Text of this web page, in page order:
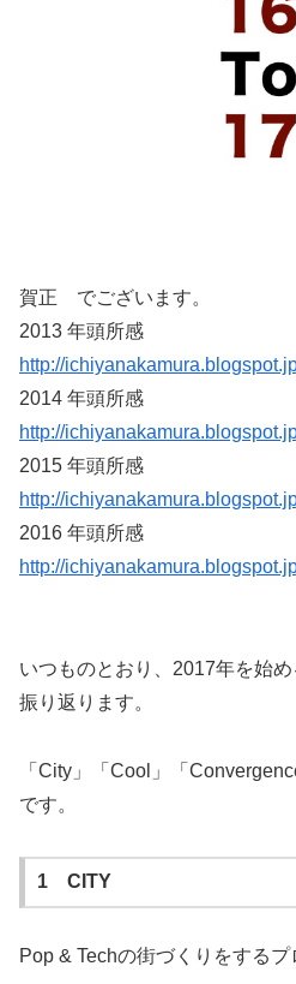
賀正 でございます。
2013 年頭所感
http://
2014 年頭所感
http://
2015 年頭所感
http://
2016 年頭所感
http://
いつものとおり、2017年を始
振り返ります。
「City」「Cool」「
です。
1 CITY
Pop & Techの街づくりをするプ